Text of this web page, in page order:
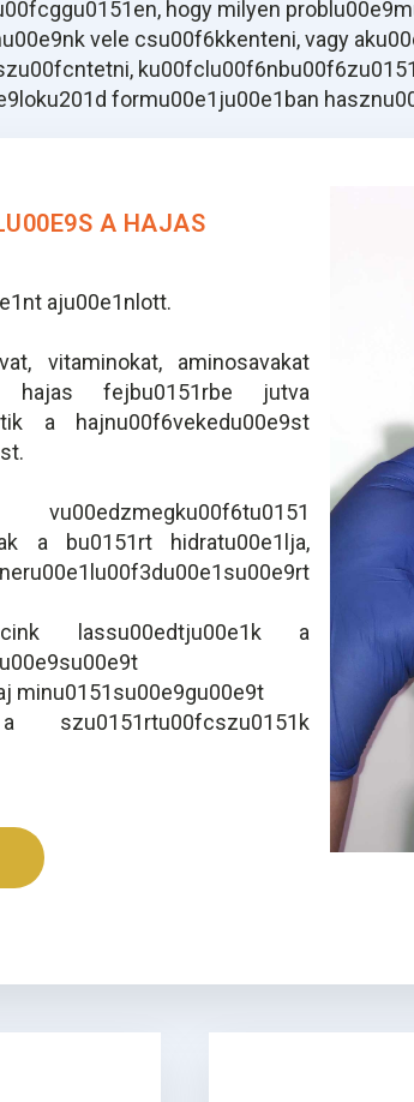
hogy milyen
vele csu00f6kkenteni, vagy
ku00fclu00f6nbu00f6zu0151
formu00e1ju00e1ban
A HAJAS
aju00e1nlott.
vitaminokat, aminosavakat
fejbu0151rbe jutva
a hajnu00f6vekedu00e9st
a bu0151rt hidratu00e1lja,
lassu00edtju00e1k a
minu0151su00e9gu00e9t